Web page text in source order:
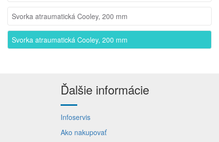
Svorka atraumatická Cooley, 200 mm
Svorka atraumatická Cooley, 200 mm
Ďalšie informácie
Infoservis
Ako nakupovať